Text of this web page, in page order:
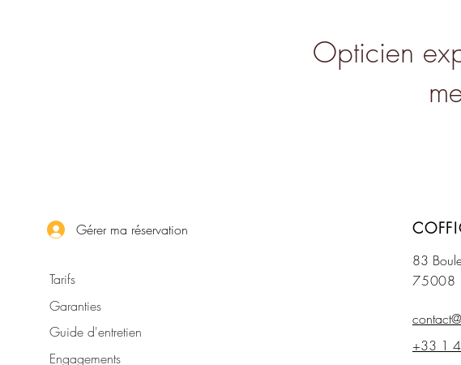
Opticien
Gérer ma réservation
Tarifs
Garanties
Guide d'entretien
Engagements
83
75008
+33 1